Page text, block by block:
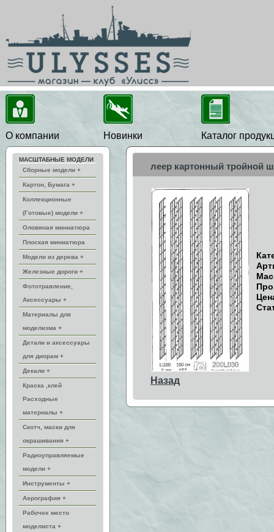
О компании Новинки Каталог
МАСШТАБНЫЕ МОДЕЛИ
Сборные модели +
Картон, Бумага +
Коллекционные
(Готовые) модели +
Оловяная миниатюра
Плоская миниатюра
Модели из дерева +
Железные дороги +
Фототравление,
Аксессуары +
Материалы для
моделизма +
Детали и аксессуары
для диорам +
Декали +
Краска ,клей
Расходные
материалы +
Скотч, маски для
окрашивания +
Радиоуправляемые
модели +
Инструменты +
Аэрография +
Рабочее место
моделиста +
леер картонный тройной
Назад